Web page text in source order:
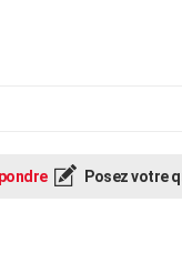
Posez votre